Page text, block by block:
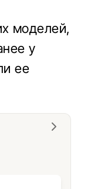
моделей,
у
ее